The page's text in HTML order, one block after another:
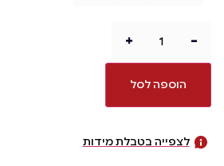
-
+
הוספה לסל
לצפייה בטבלת מידות